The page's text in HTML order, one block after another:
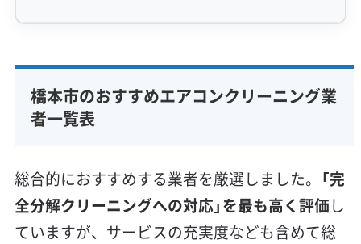
完全分解洗浄 部分クリーニング
実績10年以上
資格保有スタッフ
保証付き アフターフォロー
女性スタッフ在籍
エコ洗剤使用
アレルギー対策
ハウスダスト除去
橋本市のおすすめエアコンクリーニング業
者一覧表
総合的におすすめする業者を厳選しました。 「完
全分解クリーニングへの対応」を最も高く評価し
ていますが、サービスの充実度なども含めて総